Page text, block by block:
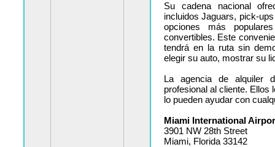
Su cadena nacional
incluidos Jaguars, pick-
opciones más
convertibles. Este
tendrá en la ruta sin
elegir su auto, mostrar su
La agencia de alquiler
profesional al cliente. Ellos
lo pueden ayudar con
Miami International
3901 NW 28th Street
Miami, Florida 33142